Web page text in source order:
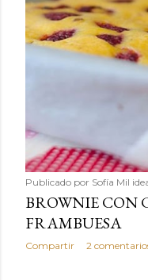
Publicado por Sofía Mil
BROWNIE CON
FRAMBUESA
Compartir 2